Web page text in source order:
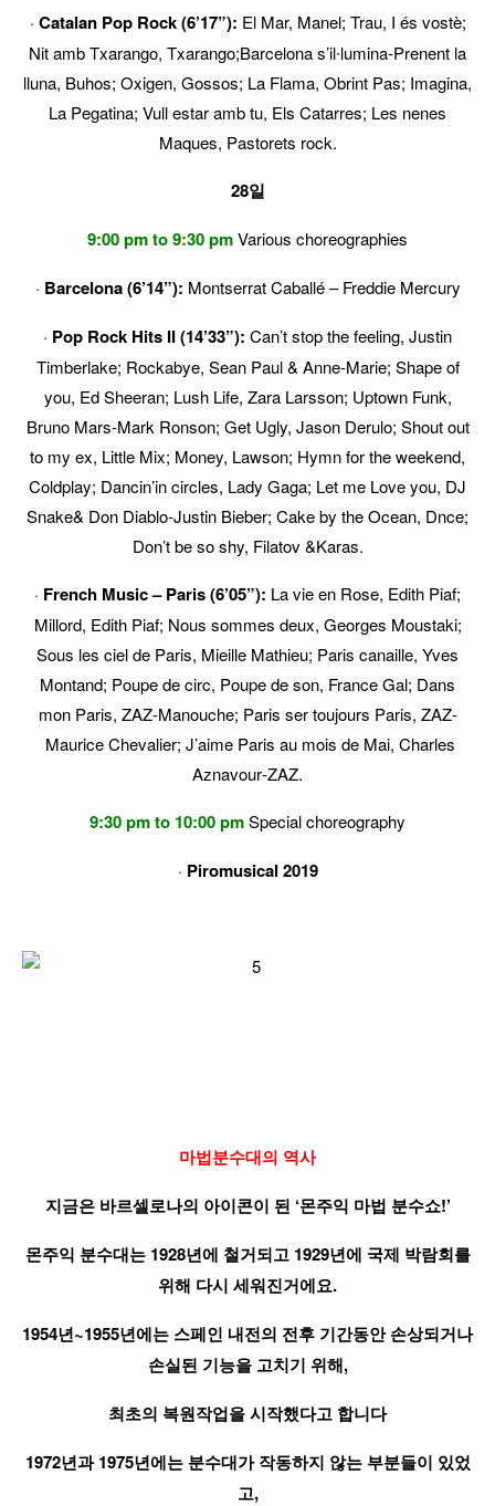
· Catalan Pop Rock (6’17”): El Mar, Manel; Trau, I és vostè;
Nit amb Txarango, Txarango;Barcelona s’il∙lumina-Prenent la
lluna, Buhos; Oxigen, Gossos; La Flama, Obrint Pas; Imagina,
La Pegatina; Vull estar amb tu, Els Catarres; Les nenes
Maques, Pastorets rock.
28일
9:00 pm to 9:30 pmVarious choreographies
· Barcelona (6’14”): Montserrat Caballé – Freddie Mercury
· Pop Rock Hits II (14’33”): Can’t stop the feeling, Justin
Timberlake; Rockabye, Sean Paul & Anne‐Marie; Shape of
you, Ed Sheeran; Lush Life, Zara Larsson; Uptown Funk,
Bruno Mars‐Mark Ronson; Get Ugly, Jason Derulo; Shout out
to my ex, Little Mix; Money, Lawson; Hymn for the weekend,
Coldplay; Dancin’in circles, Lady Gaga; Let me Love you, DJ
Snake& Don Diablo‐Justin Bieber; Cake by the Ocean, Dnce;
Don’t be so shy, Filatov &Karas.
· French Music – Paris (6’05”): La vie en Rose, Edith Piaf;
Millord, Edith Piaf; Nous sommes deux, Georges Moustaki;
Sous les ciel de Paris, Mieille Mathieu; Paris canaille, Yves
Montand; Poupe de circ, Poupe de son, France Gal; Dans
mon Paris, ZAZ-Manouche; Paris ser toujours Paris, ZAZ‐
Maurice Chevalier; J’aime Paris au mois de Mai, Charles
Aznavour‐ZAZ.
9:30 pm to 10:00 pmSpecial choreography
· Piromusical 2019
마법분수대의 역사
지금은 바르셀로나의 아이콘이 된 ‘몬주익 마법 분수쇼!’
몬주익 분수대는 1928년에 철거되고 1929년에 국제 박람회를
위해 다시 세워진거에요.
1954년~1955년에는 스페인 내전의 전후 기간동안 손상되거나
손실된 기능을 고치기 위해,
최초의 복원작업을 시작했다고 합니다
1972년과 1975년에는 분수대가 작동하지 않는 부분들이 있었
고,